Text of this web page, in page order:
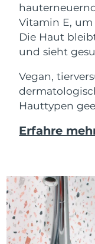
Vitamin E,
Die Haut
und sieht
Vegan,
Hauttypen
Erfahre